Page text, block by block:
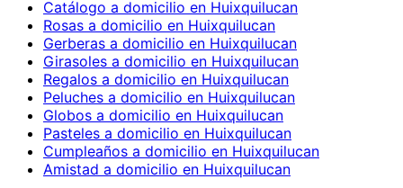
Catálogo a domicilio en Huixquilucan
Rosas a domicilio en Huixquilucan
Gerberas a domicilio en Huixquilucan
Girasoles a domicilio en Huixquilucan
Regalos a domicilio en Huixquilucan
Peluches a domicilio en Huixquilucan
Globos a domicilio en Huixquilucan
Pasteles a domicilio en Huixquilucan
Cumpleaños a domicilio en Huixquilucan
Amistad a domicilio en Huixquilucan